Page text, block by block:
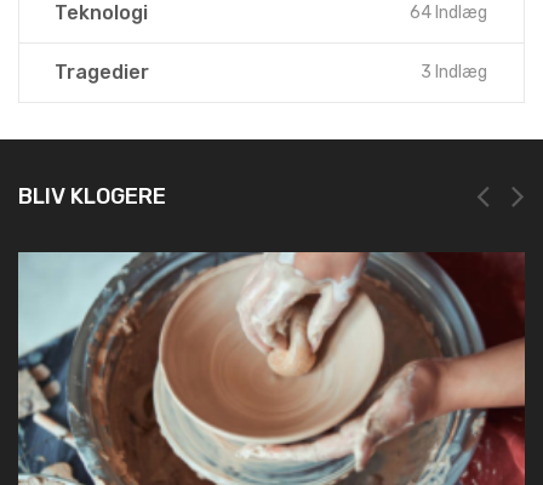
Teknologi 64 Indlæg
Tragedier 3 Indlæg
BLIV KLOGERE
NEM OG
19. marts